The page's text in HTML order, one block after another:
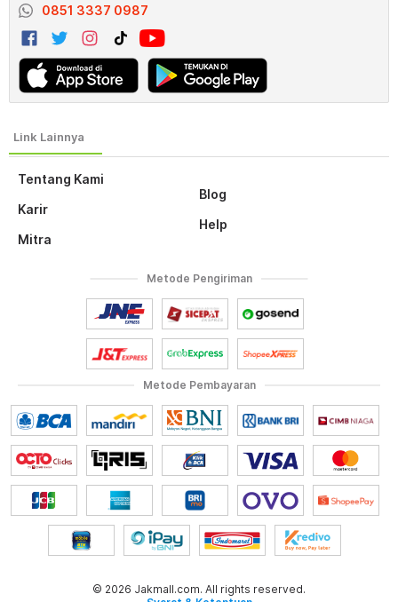
Tentang Kami
Karir
Mitra
Blog
Help
0851 3337 0987
Metode Pembayaran
Metode Pengiriman
© 2026 Jakmall.com. All rights reserved.